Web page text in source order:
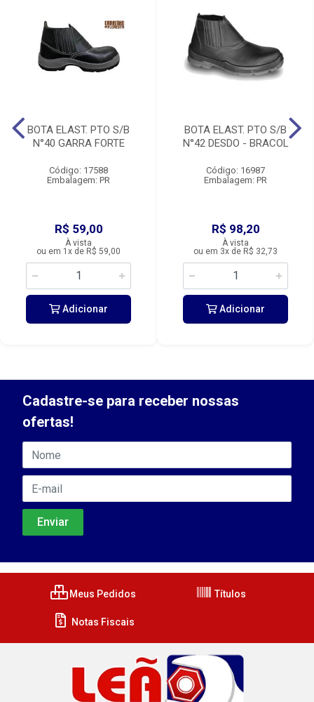
BOTA ELAST. PTO S/B
N°40 GARRA FORTE
Código: 17588
Embalagem: PR
R$ 59,00
À vista
ou em 1x de R$ 59,00
Adicionar
BOTA ELAST. PTO S/B
N°42 DESDO - BRACOL
Código: 16987
Embalagem: PR
R$ 98,20
À vista
ou em 3x de R$ 32,73
Adicionar
Cadastre-se para receber nossas
ofertas!
Meus Pedidos Títulos
Notas Fiscais